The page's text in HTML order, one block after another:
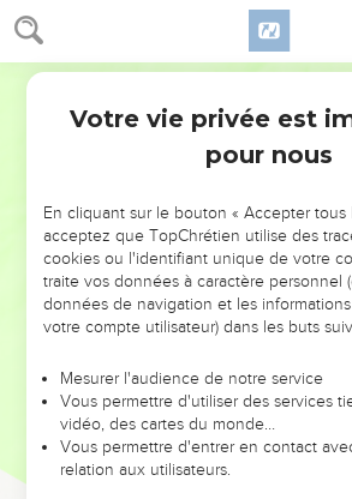
Esdras 9
coupables. Pourtant, tu n’as pas
elles le méritaient. Tu nous as permis
qui sommes ici.
Alors, est-ce que nous pouvons
tes commandements ? Est-ce que nous
que tu ne vas pas te mettre en colère
détruire tous, sans exception ?
SEIGNEUR, Dieu d’Israël, tu es juste.
permis à quelques-uns d’entre nous
Nous sommes en effet devant toi avec
situation semblable. »
Votre vie privée est
pour nous
En cliquant sur le bouton « Accepter tous
acceptez que TopChrétien utilise des
cookies ou l'identifiant unique de votre
traite vos données à caractère personnel
données de navigation et les
votre compte utilisateur) dans les buts
Mesurer l'audience de notre service
Vous permettre d'utiliser des services
vidéo, des cartes du monde…
Vous permettre d'entrer en contact
relation aux utilisateurs.